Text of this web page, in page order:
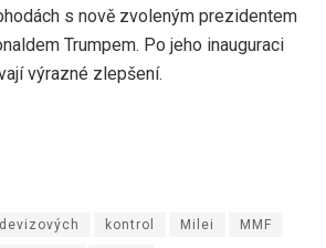
s nově zvoleným prezidentem
Trumpem. Po jeho inauguraci
výrazné zlepšení.
devizových kontrol Milei MMF